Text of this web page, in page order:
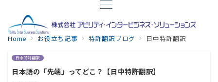
Home お役立ち記事 特許翻訳ブログ 日中特許翻訳
日中特許翻訳
日本語の「先端」ってどこ？【日中特許翻訳】